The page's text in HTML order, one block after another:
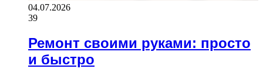
04.07.2026
39
Ремонт своими руками: просто
и быстро